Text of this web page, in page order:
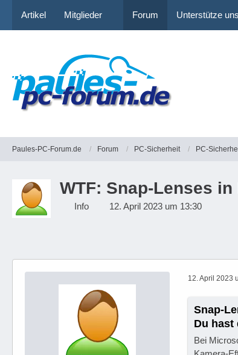
Artikel Mitglieder Forum Unterstütze uns
Paules-PC-Forum.de Forum PC-Sicherheit PC-
WTF: Snap-Lenses
Info 12. April 2023 um 13:30
12. April 2023
Snap-
Du hast
Bei